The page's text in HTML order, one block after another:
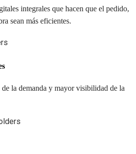
integrales que hacen que el pedido,
sean más eficientes.
la demanda y mayor visibilidad de la